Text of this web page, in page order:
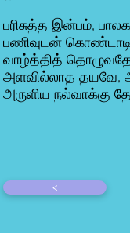
பரிசுத்த இன்பம்,
பணிவுடன் கொண்டாடி
வாழ்த்தித்
அளவில்லாத தயவே,
அருளிய நல்வாக்கு
<